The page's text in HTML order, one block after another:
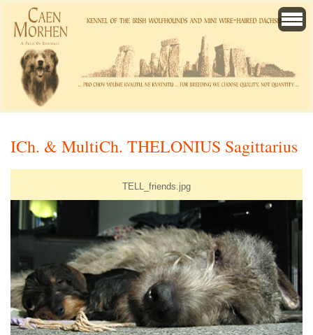
ICh. & MultiCh. THELONIUS Sagittarius
TELL_friends.jpg